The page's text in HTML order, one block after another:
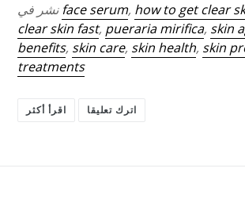
نشر فيface serum, how to get clear
clear skin fast, pueraria mirifica, skin
benefits, skin care, skin health, skin
treatments
اقرأ أكثر اترك تعليقا